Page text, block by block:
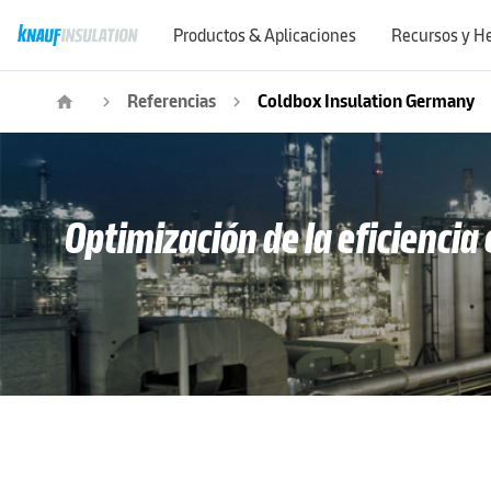
Productos & Aplicaciones Recursos y
home navigate_next Referencias navigate_next Coldbox Insulation Germany
Optimización de la eficiencia